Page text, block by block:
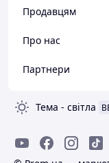
Продавцям
Про нас
Партнери
Тема - світла